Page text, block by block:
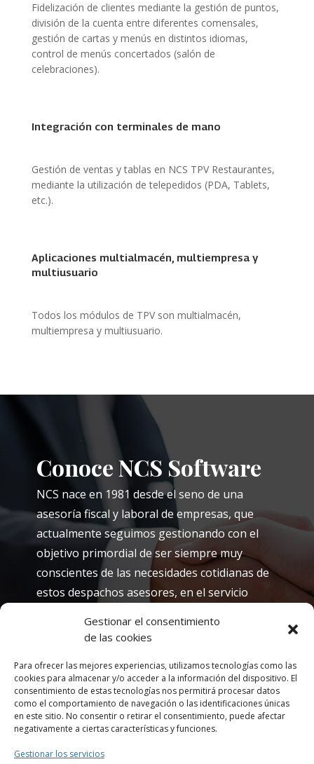
Gestionar el consentimiento
de las cookies
Para ofrecer las mejores experiencias, utilizamos tecnologías como las
cookies para almacenar y/o acceder a la información del dispositivo. El
consentimiento de estas tecnologías nos permitirá procesar datos
como el comportamiento de navegación o las identificaciones únicas
en este sitio. No consentir o retirar el consentimiento, puede afectar
negativamente a ciertas características y funciones.
Gestionar los servicios
Fidelización de clientes mediante la gestión de puntos,
división de la cuenta entre diferentes comensales,
gestión de cartas y menús en distintos idiomas,
control de menús concertados (salón de
celebraciones).
Integración con terminales de mano
Gestión de ventas y tablas en NCS TPV Restaurantes,
mediante la utilización de telepedidos (PDA, Tablets,
etc.).
Aplicaciones multialmacén, multiempresa y
multiusuario
Todos los módulos de TPV son multialmacén,
multiempresa y multiusuario.
Conoce NCS Software
NCS nace en 1981 desde el seno de una
asesoría fiscal y laboral de empresas, que
actualmente seguimos gestionando con el
objetivo primordial de ser siempre muy
conscientes de las necesidades cotidianas de
estos despachos asesores, en el servicio
Calendario de webinars
Inscríbete